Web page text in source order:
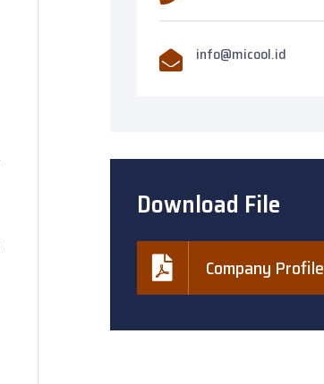
info@micool.id
Download File
Company Profile